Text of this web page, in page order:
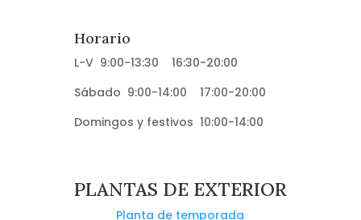
Horario
L-V 9:00-13:30 16:30-20:00
Sábado 9:00-14:00 17:00-20:00
Domingos y festivos 10:00-14:00
PLANTAS DE EXTERIOR
Planta de temporada